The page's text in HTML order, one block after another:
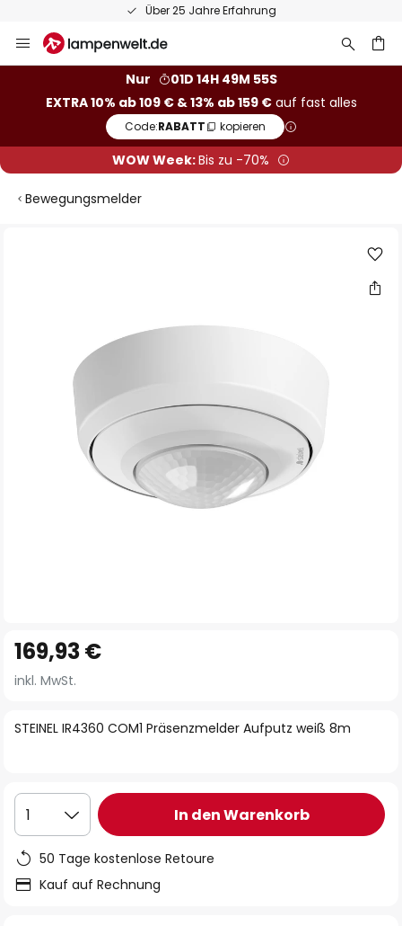
Über 25 Jahre Erfahrung
Inhalt
Nur
01D 14H 49M 55S
EXTRA 10% ab 109 € & 13% ab 159 €auf fast alles
Code:RABATT kopieren
WOW Week:Bis zu -70%
Bewegungsmelder
Anfang
der
springen
STEINEL IR4360 COM1 Präsenzmelder Aufputz weiß 8m
169,93 €
inkl. MwSt.
1 In den Warenkorb
50 Tage kostenlose Retoure
Kauf auf Rechnung